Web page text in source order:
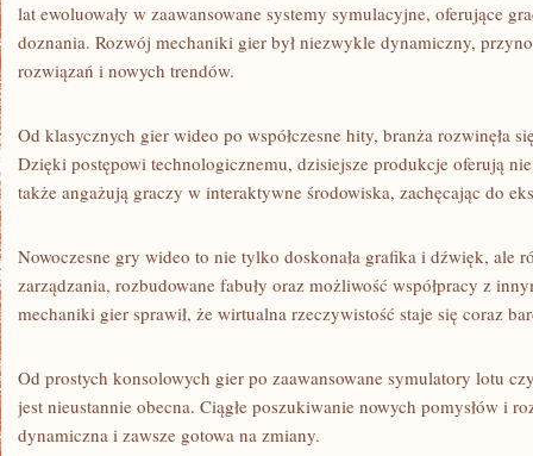
lat ewoluowały ​w zaawansowane‍ systemy symulacyjne, oferujące
doznania. Rozwój mechaniki gier był niezwykle⁣ dynamiczny,
rozwiązań i nowych trendów.
Od klasycznych gier wideo po⁣ współczesne hity, branża rozwinęła
Dzięki postępowi technologicznemu, dzisiejsze ​produkcje⁢ oferują
także angażują graczy⁣ w interaktywne środowiska, zachęcając do
Nowoczesne gry wideo to nie tylko doskonała ‌grafika i ‌dźwięk, ale
⁢zarządzania, rozbudowane fabuły oraz możliwość współpracy z
mechaniki gier sprawił, że ‍wirtualna rzeczywistość staje się ‌coraz
Od prostych‍ konsolowych gier⁢ po zaawansowane symulatory lotu
jest nieustannie⁣ obecna. Ciągłe⁢ poszukiwanie nowych pomysłów i
dynamiczna i zawsze gotowa na zmiany.